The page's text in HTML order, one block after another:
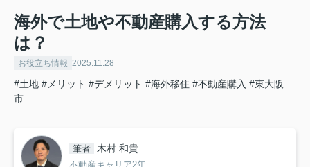
海外で土地や不動産購入する方法
は？
お役立ち情報 2025.11.28
#土地 #メリット #デメリット #海外移住 #不動産購入 #東大阪
市
筆者 木村 和貴
不動産キャリア2年